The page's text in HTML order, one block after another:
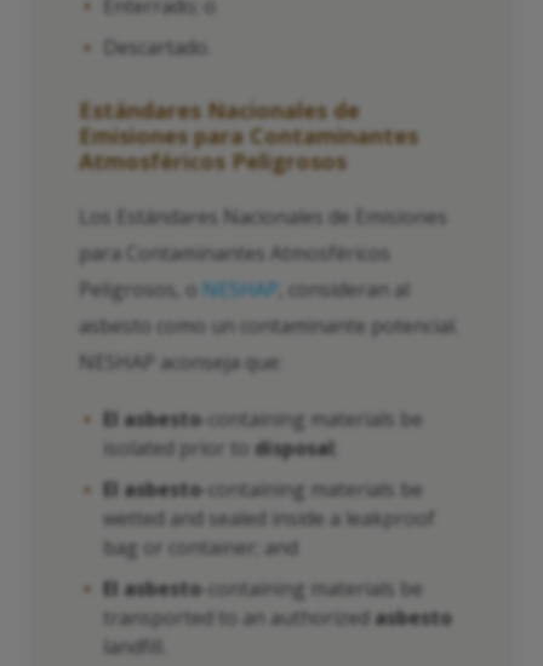
Enterrado; o
Descartado.
Estándares Nacionales de
Emisiones para Contaminantes
Atmosféricos Peligrosos
Los Estándares Nacionales de Emisiones
para Contaminantes Atmosféricos
Peligrosos, o NESHAP , consideran al
asbesto como un contaminante potencial.
NESHAP aconseja que:
El asbesto-containing materials be
isolated prior to disposal
El asbesto-containing materials be
wetted and sealed inside a leakproof
bag or container; and
El asbesto-containing materials be
transported to an authorized asbesto
landfill.